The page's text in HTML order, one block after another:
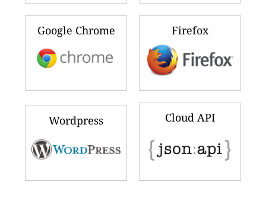
Google Chrome Firefox
Wordpress Cloud API